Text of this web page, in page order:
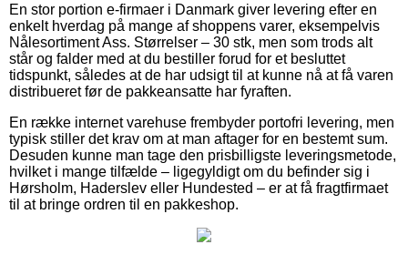
En stor portion e-firmaer i Danmark giver levering efter en
enkelt hverdag på mange af shoppens varer, eksempelvis
Nålesortiment Ass. Størrelser – 30 stk, men som trods alt
står og falder med at du bestiller forud for et besluttet
tidspunkt, således at de har udsigt til at kunne nå at få varen
distribueret før de pakkeansatte har fyraften.
En række internet varehuse frembyder portofri levering, men
typisk stiller det krav om at man aftager for en bestemt sum.
Desuden kunne man tage den prisbilligste leveringsmetode,
hvilket i mange tilfælde – ligegyldigt om du befinder sig i
Hørsholm, Haderslev eller Hundested – er at få fragtfirmaet
til at bringe ordren til en pakkeshop.